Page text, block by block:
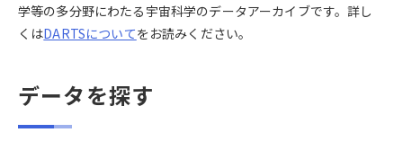
学等の多分野にわたる宇宙科学のデータアーカイブです。詳し
くはDARTSについてをお読みください。
データを探す